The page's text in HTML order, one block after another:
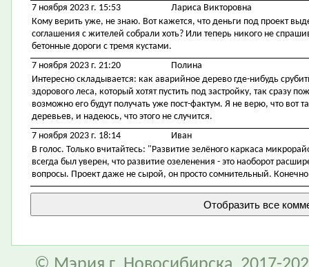
7 ноября 2023 г. 15:53
Лариса Викторовна
Кому верить уже, не знаю. Вот кажется, что деньги под проект
соглашения с жителей собрали хоть? Или теперь никого не
бетонные дороги с тремя кустами.
7 ноября 2023 г. 21:20
Полина
Интересно складывается: как аварийное дерево где-нибудь
здорового леса, который хотят пустить под застройку, так сразу
возможно его будут получать уже пост-фактум. Я не верю, что вот
деревьев, и надеюсь, что этого не случится.
7 ноября 2023 г. 18:14
Иван
В голос. Только вчитайтесь: "Развитие зелёного каркаса
всегда был уверен, что развитие озеленения - это наоборот
вопросы. Проект даже не сырой, он просто сомнительный.